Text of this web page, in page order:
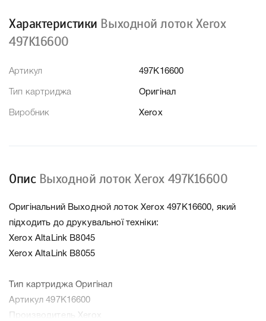
Характеристики Выходной лоток Xerox
497K16600
Артикул 497K16600
Тип картриджа Оригінал
Виробник Xerox
Опис Выходной лоток Xerox 497K16600
Оригінальний Выходной лоток Xerox 497K16600, який
підходить до друкувальної техніки:
Xerox AltaLink B8045
Xerox AltaLink B8055
Тип картриджа Оригінал
Артикул 497K16600
Производитель Xerox